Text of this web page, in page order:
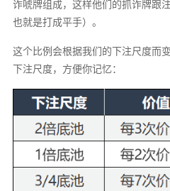
诈唬牌组成，这样他们的抓诈牌跟
也就是打成平手）。
这个比例会根据我们的下注尺度而
下注尺度，方便你记忆：